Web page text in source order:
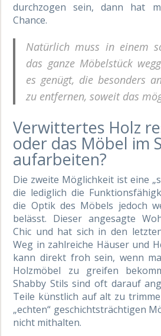
durchzogen sein, dann hat
Chance.
Natürlich muss in einem
das ganze Möbelstück
es genügt, die besonders
zu entfernen, soweit das
Verwittertes Holz
oder das Möbel im
aufarbeiten?
Die zweite Möglichkeit ist eine
die lediglich die
die Optik des Möbels jedoch
belässt. Dieser angesagte
Chic und hat sich in den
Weg in zahlreiche Häuser und
kann direkt froh sein, wenn
Holzmöbel zu greifen
Shabby Stils sind oft darauf
Teile künstlich auf alt zu
„echten“ geschichtsträchtigen
nicht mithalten.